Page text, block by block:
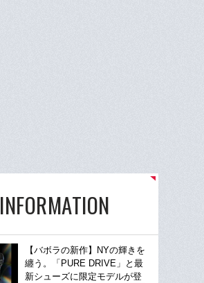
INFORMATION
【バボラの新作】NYの輝きを
纏う。「PURE DRIVE」と最
新シューズに限定モデルが登